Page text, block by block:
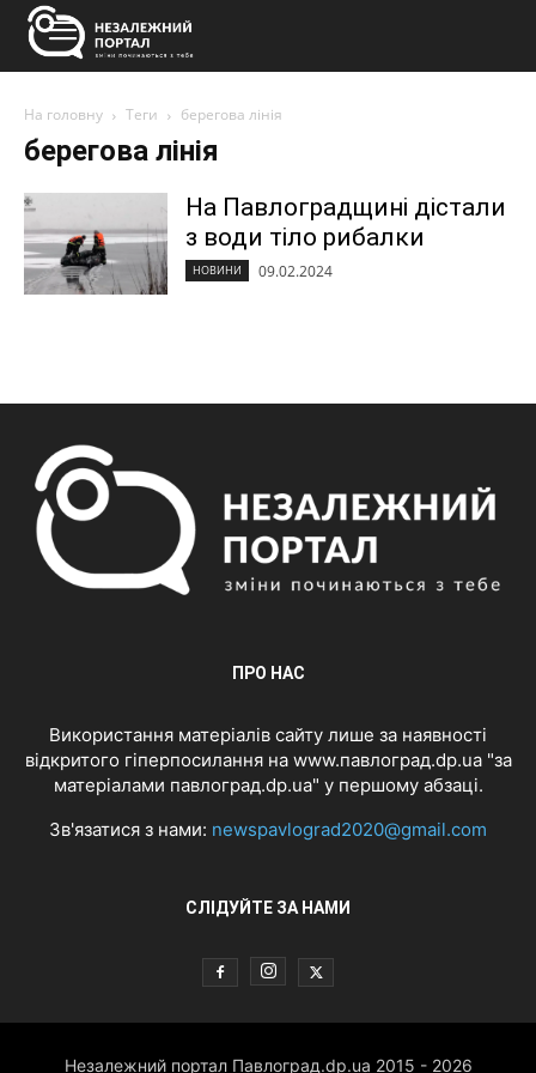
На головну Теги берегова лінія
берегова лінія
На Павлоградщині дістали
з води тіло рибалки
НОВИНИ 09.02.2024
ПРО НАС
Використання матеріалів сайту лише за наявності
відкритого гіперпосилання на www.павлоград.dp.ua "за
матеріалами павлоград.dp.ua" у першому абзаці.
Зв'язатися з нами: newspavlograd2020@gmail.com
СЛІДУЙТЕ ЗА НАМИ
Незалежний портал Павлоград.dp.ua 2015 - 2026